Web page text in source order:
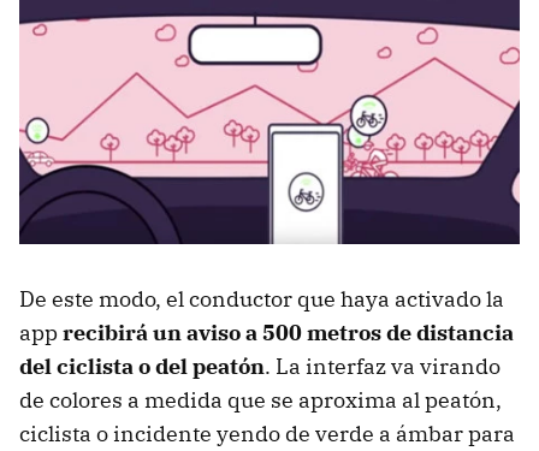
De este modo, el conductor que haya activado la
apprecibirá un aviso a 500 metros de distancia
del ciclista o del peatón. La interfaz va virando
de colores a medida que se aproxima al peatón,
ciclista o incidente yendo de verde a ámbar para